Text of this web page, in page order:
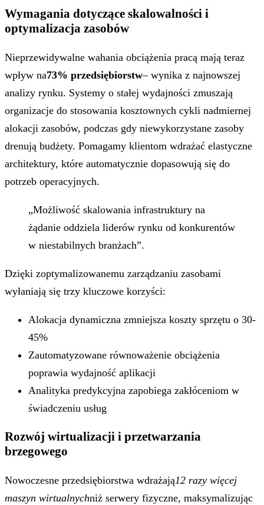
Wymagania dotyczące skalowalności i
optymalizacja zasobów
Nieprzewidywalne wahania obciążenia pracą mają teraz
wpływ na73% przedsiębiorstw– wynika z najnowszej
analizy rynku. Systemy o stałej wydajności zmuszają
organizacje do stosowania kosztownych cykli nadmiernej
alokacji zasobów, podczas gdy niewykorzystane zasoby
drenują budżety. Pomagamy klientom wdrażać elastyczne
architektury, które automatycznie dopasowują się do
potrzeb operacyjnych.
„Możliwość skalowania infrastruktury na
żądanie oddziela liderów rynku od konkurentów
w niestabilnych branżach”.
Dzięki zoptymalizowanemu zarządzaniu zasobami
wyłaniają się trzy kluczowe korzyści:
Alokacja dynamiczna zmniejsza koszty sprzętu o 30-
45%
Zautomatyzowane równoważenie obciążenia
poprawia wydajność aplikacji
Analityka predykcyjna zapobiega zakłóceniom w
świadczeniu usług
Rozwój wirtualizacji i przetwarzania
brzegowego
Nowoczesne przedsiębiorstwa wdrażają12 razy więcej
maszyn wirtualnychniż serwery fizyczne, maksymalizując